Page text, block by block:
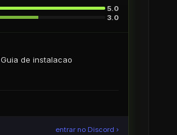
5.0
3.0
Guia de instalacao
entrar no Discord ›